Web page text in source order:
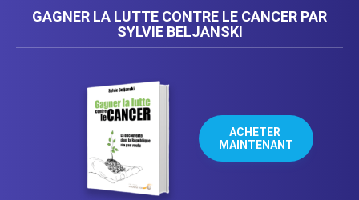
GAGNER LA LUTTE CONTRE LE CANCER PAR
SYLVIE BELJANSKI
ACHETER
MAINTENANT